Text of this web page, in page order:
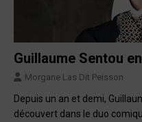
Guillaume Sentou
Morgane Las Dit Peisson
Depuis un an et demi,
découvert dans le duo